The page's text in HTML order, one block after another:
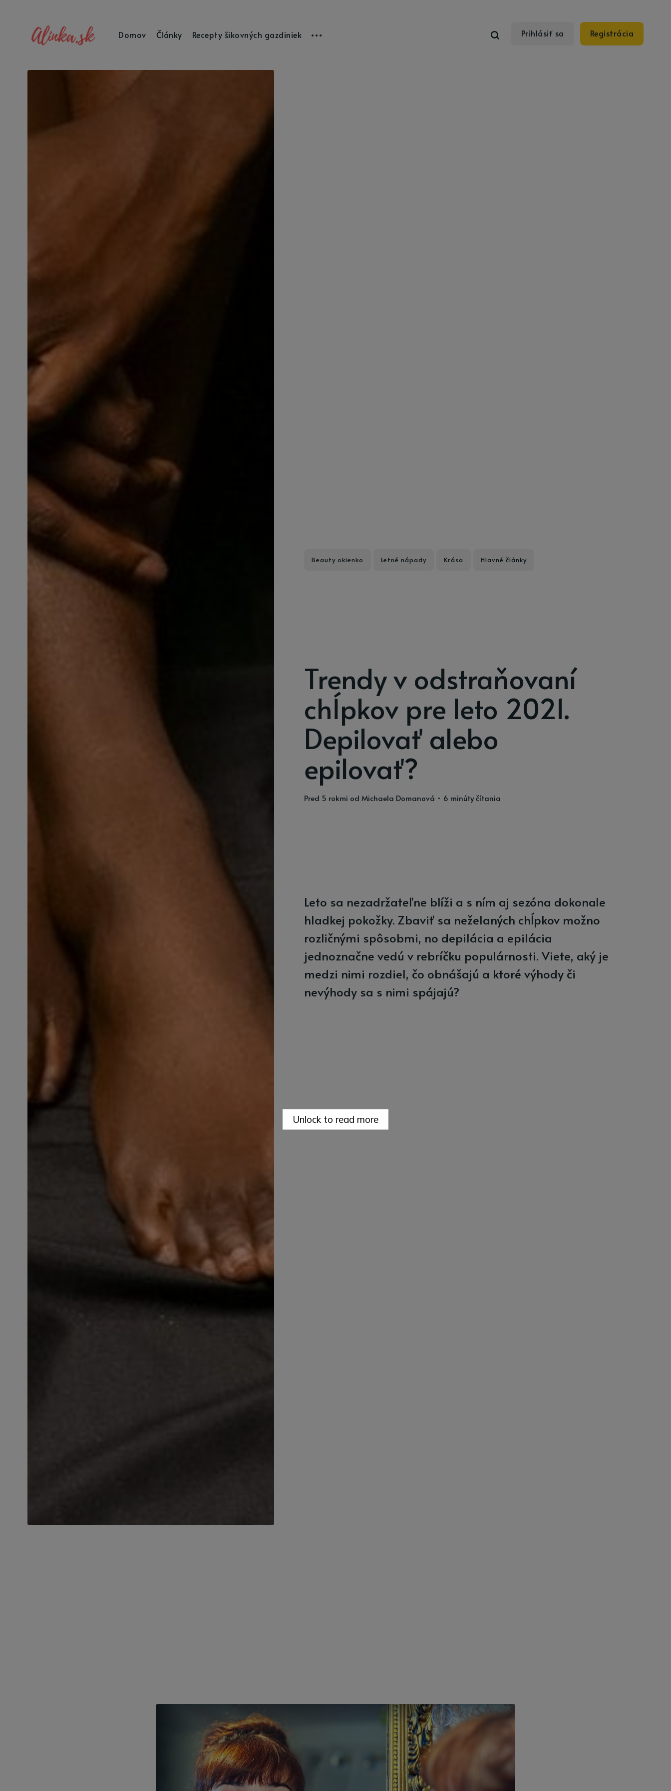
Domov Články Recepty šikovných gazdiniek Prihlásiť sa Registrácia
Beauty okienko Letné nápady Krása Hlavné články
Trendy v odstraňovaní
chĺpkov pre leto 2021.
Depilovať alebo
epilovať?
pred 5 rokmi od Michaela Domanová • 6 minúty čítania
Leto sa nezadržateľne blíži a s ním aj sezóna dokonale
hladkej pokožky. Zbaviť sa neželaných chĺpkov možno
rozličnými spôsobmi, no depilácia a epilácia
jednoznačne vedú v rebríčku populárnosti. Viete, aký je
medzi nimi rozdiel, čo obnášajú a ktoré výhody či
nevýhody sa s nimi spájajú?
Unlock to read more